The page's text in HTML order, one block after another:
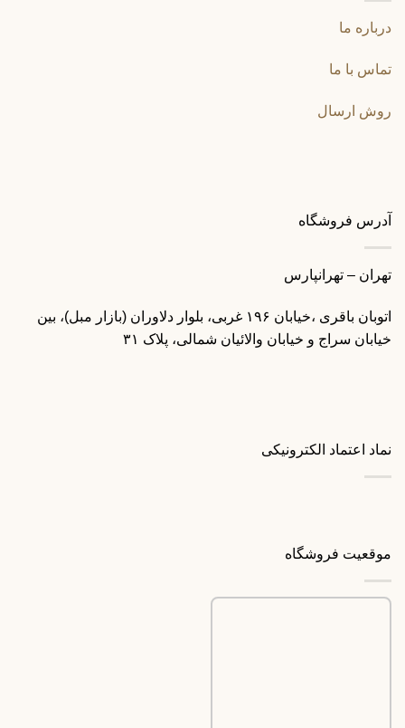
درباره ما
تماس با ما
روش ارسال
آدرس فروشگاه
تهران – تهرانپارس
اتوبان باقری ،خیابان ۱۹۶ غربی، بلوار دلاوران (بازار مبل)، بین
خیابان سراج و خیابان والائیان شمالی، پلاک ۳۱
نماد اعتماد الکترونیکی
موقعیت فروشگاه